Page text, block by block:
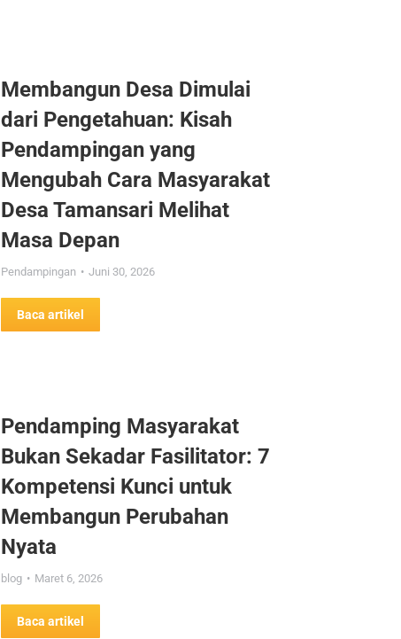
Membangun Desa Dimulai
dari Pengetahuan: Kisah
Pendampingan yang
Mengubah Cara Masyarakat
Desa Tamansari Melihat
Masa Depan
Pendampingan Juni 30, 2026
Baca artikel
Pendamping Masyarakat
Bukan Sekadar Fasilitator: 7
Kompetensi Kunci untuk
Membangun Perubahan
Nyata
blog Maret 6, 2026
Baca artikel